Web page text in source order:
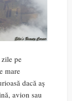
pe
mare
dacă aș
avion sau